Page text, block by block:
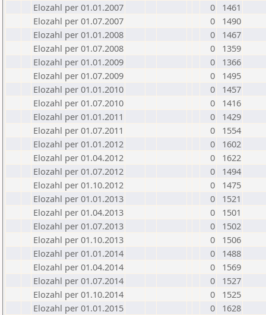
Elozahl per 01.01.2007
0
1461
Elozahl per 01.07.2007
0
1490
Elozahl per 01.01.2008
0
1467
Elozahl per 01.07.2008
0
1359
Elozahl per 01.01.2009
0
1366
Elozahl per 01.07.2009
0
1495
Elozahl per 01.01.2010
0
1457
Elozahl per 01.07.2010
0
1416
Elozahl per 01.01.2011
0
1429
Elozahl per 01.07.2011
0
1554
Elozahl per 01.01.2012
0
1602
Elozahl per 01.04.2012
0
1622
Elozahl per 01.07.2012
0
1494
Elozahl per 01.10.2012
0
1475
Elozahl per 01.01.2013
0
1521
Elozahl per 01.04.2013
0
1501
Elozahl per 01.07.2013
0
1502
Elozahl per 01.10.2013
0
1506
Elozahl per 01.01.2014
0
1488
Elozahl per 01.04.2014
0
1569
Elozahl per 01.07.2014
0
1527
Elozahl per 01.10.2014
0
1525
Elozahl per 01.01.2015
0
1628